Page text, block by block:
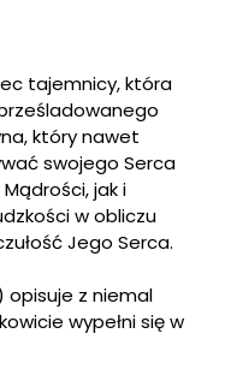
tajemnicy, która
który nawet
swojego Serca
jak i
w obliczu
Jego Serca.
opisuje z niemal
wypełni się w